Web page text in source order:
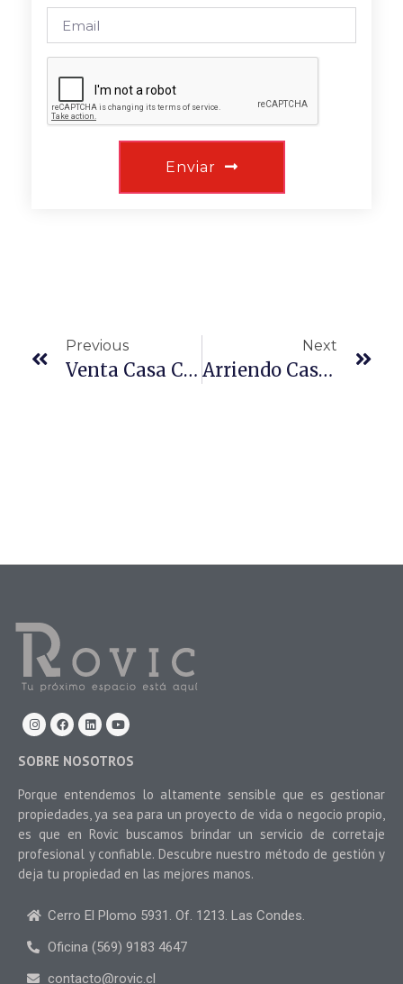
Enviar
Previous
Venta Casa Conchalí 3D+1B + 2 Estacionamientos
Next
Arriendo Casa 3D 2B 1 Estac. Av. Perú Recoleta
SOBRE NOSOTROS
Porque entendemos lo altamente sensible que es gestionar
propiedades, ya sea para un proyecto de vida o negocio propio,
es que en Rovic buscamos brindar un servicio de corretaje
profesional y confiable. Descubre nuestro método de gestión y
deja tu propiedad en las mejores manos.
Cerro El Plomo 5931. Of. 1213. Las Condes.
Oficina (569) 9183 4647
contacto@rovic.cl